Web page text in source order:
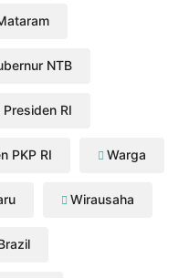
NTB
Presiden RI
PKP RI Warga
Wirausaha